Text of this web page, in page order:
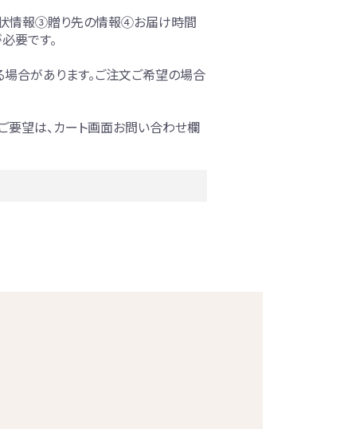
情報③贈り先の情報④お届け時間
要です。
合があります。ご注文ご希望の場合
要望は、カート画面お問い合わせ欄